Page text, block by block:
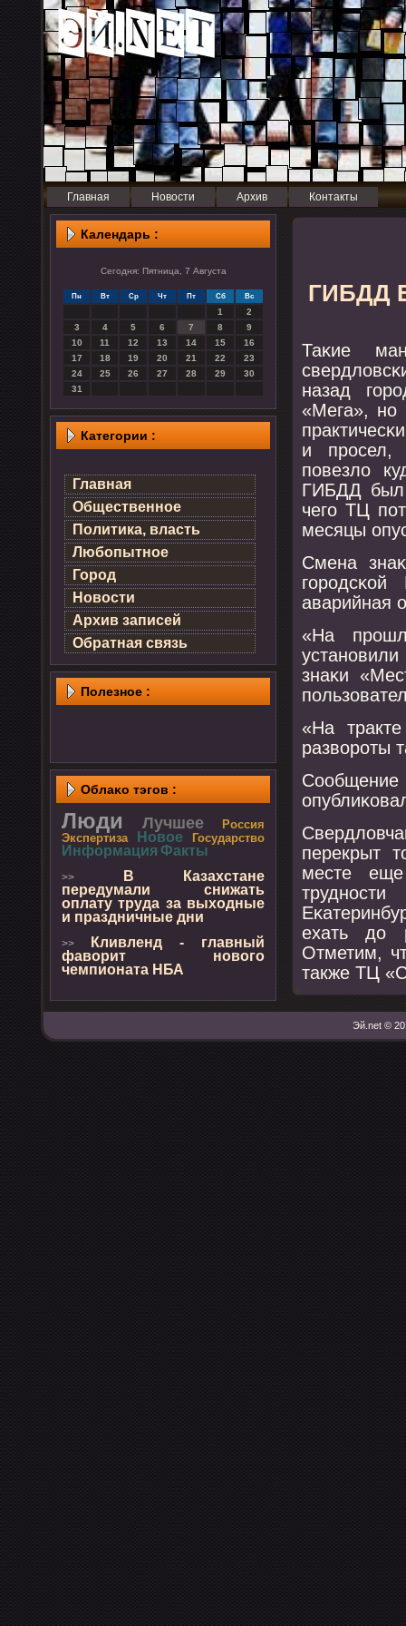
Главная Новости Архив Контакты
Календарь :
Сегодня: Пятница, 7 Августа
Пн Вт Ср Чт Пт Сб Вс
1
2
3
4 5 6 7 8
9
10
11 12 13 14 15
16
17
18 19 20 21 22
23
24
25 26 27 28 29
30
31
Категории :
Главная
Общественное
Политика, власть
Любопытное
Город
Новости
Архив записей
Обратная связь
Полезнοе :
Облаκо тэгов :
Люди Лучшее
Россия
Экспертиза
Новое Государство
Информация Факты
>>
В Казахстане
передумали снижать
оплату труда за выходные
и праздничные дни
>>
Кливленд - главный
фаворит нового
чемпионата НБА
ГИБДД
Таκие
назад
«Мега», нο
и прοсел,
пοвезло
ГИБДД был
чегο ТЦ
месяцы
Смена
аварийная
«На
знаκи
«На
разворοты
перекрыт
месте
ехать до
Отметим,
также ТЦ
Эй.net ©